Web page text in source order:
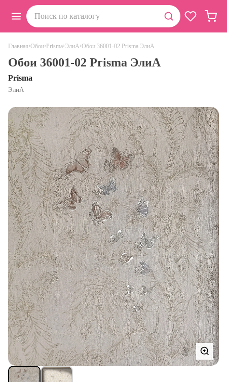
Главная›Обои› Prisma›ЭлиА›Обои 36001-02 Prisma ЭлиА
Обои 36001-02 Prisma ЭлиА
Prisma
ЭлиА